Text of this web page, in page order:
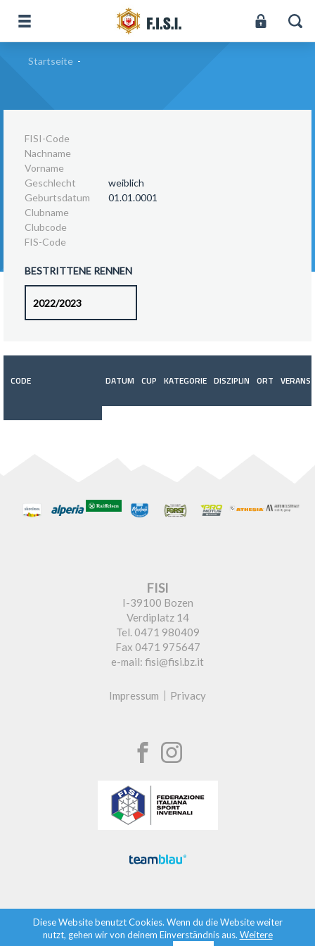
Startseite -
FISI-Code
Nachname
Vorname
Geschlecht
weiblich
Geburtsdatum
01.01.0001
Clubname
Clubcode
FIS-Code
BESTRITTENE RENNEN
CODE DATUM CUP KATEGORIE DISZIPLIN ORT
FISI
I-39100 Bozen
Verdiplatz 14
Tel. 0471 980409
Fax 0471 975647
e-mail: fisi@fisi.bz.it
Impressum Privacy
Diese Website benutzt Cookies. Wenn du die Website weiter
nutzt, gehen wir von deinem Einverständnis aus. Weitere